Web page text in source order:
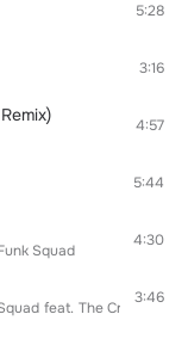
5:28
3:16
4:57
5:44
Squad
4:30
feat. The Crystal
3:46